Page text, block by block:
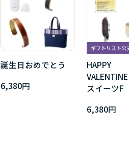
誕生日おめでとう
6,380円
ギフトリスト公
HAPPY
スイーツF
6,380円